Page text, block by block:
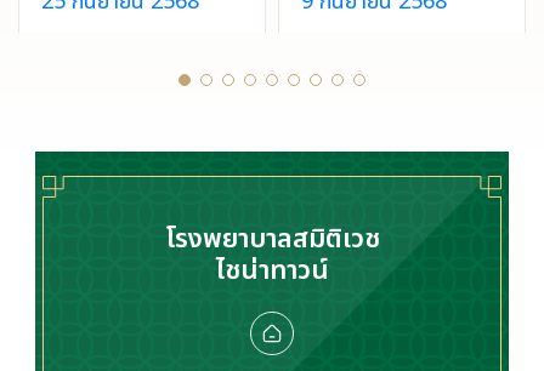
เทียบราคาแต่ละวิธีอย่าง
ชัดเจน ทั้งแบบผ่าตัด
แนะนำทางการแพทย์
แบบไหนปลอดภัย
ปลอดภัยและได้
มาตรฐาน พร้อมข้อควร
การเพิ่มขนาดก่อน
ตัดสินใจเข้ารับการรักษา
โรงพยาบาลสมิติเวช
ไชน่าทาวน์